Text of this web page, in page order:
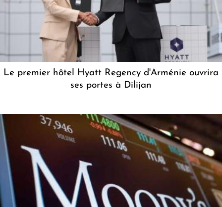
Le premier hôtel Hyatt Regency d'Arménie ouvrira
ses portes à Dilijan